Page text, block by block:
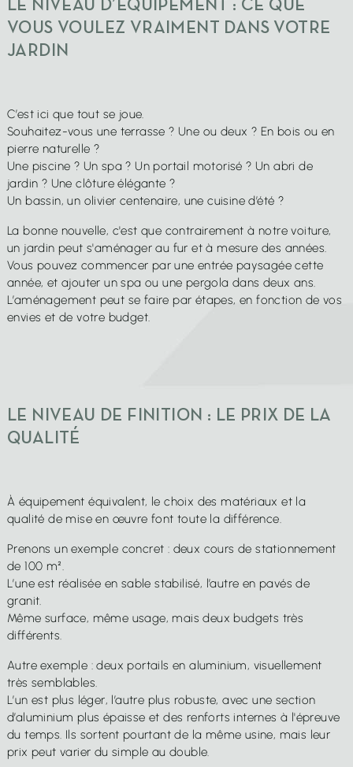
LE NIVEAU D’ÉQUIPEMENT : CE QUE
VOUS VOULEZ VRAIMENT DANS VOTRE
JARDIN
C’est ici que tout se joue.
Souhaitez-vous une terrasse ? Une ou deux ? En bois ou en
pierre naturelle ?
Une piscine ? Un spa ? Un portail motorisé ? Un abri de
jardin ? Une clôture élégante ?
Un bassin, un olivier centenaire, une cuisine d’été ?
La bonne nouvelle, c'est que contrairement à notre voiture,
un jardin peut s'aménager au fur et à mesure des années.
Vous pouvez commencer par une entrée paysagée cette
année, et ajouter un spa ou une pergola dans deux ans.
L’aménagement peut se faire par étapes, en fonction de vos
envies et de votre budget.
LE NIVEAU DE FINITION : LE PRIX DE LA
QUALITÉ
À équipement équivalent, le choix des matériaux et la
qualité de mise en œuvre font toute la différence.
Prenons un exemple concret : deux cours de stationnement
de 100 m².
L’une est réalisée en sable stabilisé, l’autre en pavés de
granit.
Même surface, même usage, mais deux budgets très
différents.
Autre exemple : deux portails en aluminium, visuellement
très semblables.
L’un est plus léger, l’autre plus robuste, avec une section
d’aluminium plus épaisse et des renforts internes à l'épreuve
du temps. Ils sortent pourtant de la même usine, mais leur
prix peut varier du simple au double.